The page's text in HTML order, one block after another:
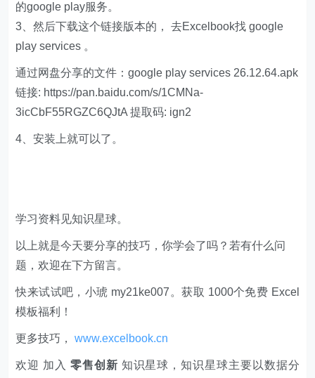
的google play服务。
3、然后下载这个链接版本的， 去Excelbook找 google
play services 。
通过网盘分享的文件：google play services 26.12.64.apk
链接: https://pan.baidu.com/s/1CMNa-
3icCbF55RGZC6QJtA 提取码: ign2
4、安装上就可以了。
学习资料见知识星球。
以上就是今天要分享的技巧，你学会了吗？若有什么问
题，欢迎在下方留言。
快来试试吧，小琥 my21ke007。获取 1000个免费 Excel
模板福利​​​​！
更多技巧，www.excelbook.cn
欢迎 加入 零售创新 知识星球，知识星球主要以数据分